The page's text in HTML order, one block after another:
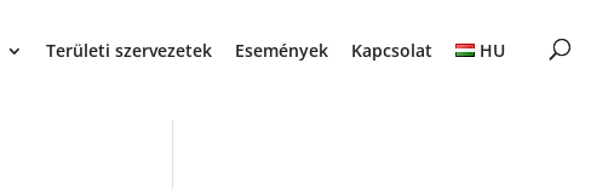
Területi szervezetek Események Kapcsolat HU